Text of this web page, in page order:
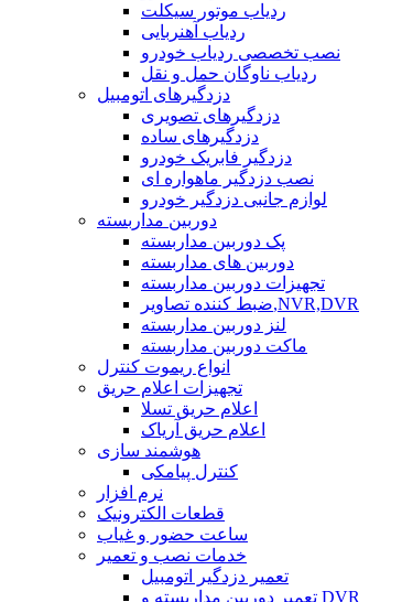
ردیاب موتور سیکلت
ردیاب آهنربایی
نصب تخصصی ردیاب خودرو
ردیاب ناوگان حمل و نقل
دزدگیرهای اتومبیل
دزدگیرهای تصویری
دزدگیرهای ساده
دزدگیر فابریک خودرو
نصب دزدگیر ماهواره ای
لوازم جانبی دزدگیر خودرو
دوربین مداربسته
پک دوربین مداربسته
دوربین های مداربسته
تجهیزات دوربین مداربسته
ضبط کننده تصاویر,NVR,DVR
لنز دوربین مداربسته
ماکت دوربین مداربسته
انواع ریموت کنترل
تجهیزات اعلام حریق
اعلام حریق تسلا
اعلام حریق آریاک
هوشمند سازی
کنترل پیامکی
نرم افزار
قطعات الکترونیک
ساعت حضور و غیاب
خدمات نصب و تعمیر
تعمیر دزدگیر اتومبیل
تعمیر دوربین مداربسته و DVR